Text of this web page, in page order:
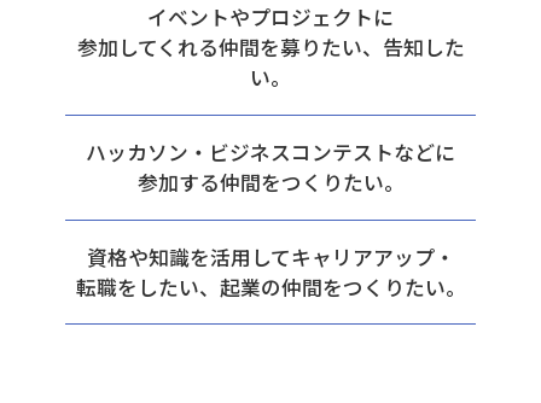
イベントやプロジェクトに
参加してくれる仲間を募りたい、告知した
い。
ハッカソン・ビジネスコンテストなどに
参加する仲間をつくりたい。
資格や知識を活用してキャリアアップ・
転職をしたい、起業の仲間をつくりたい。